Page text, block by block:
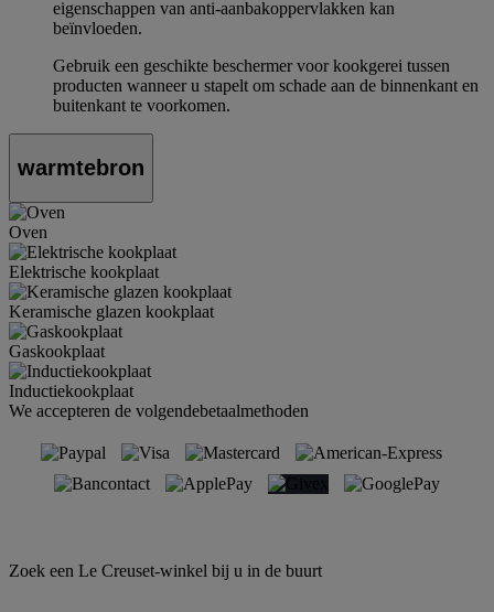
eigenschappen van anti-aanbakoppervlakken kan
beïnvloeden.
Gebruik een geschikte beschermer voor kookgerei tussen
producten wanneer u stapelt om schade aan de binnenkant en
buitenkant te voorkomen.
warmtebron
Oven
Elektrische kookplaat
Keramische glazen kookplaat
Gaskookplaat
Inductiekookplaat
We accepteren de volgendebetaalmethoden
Zoek een Le Creuset-winkel bij u in de buurt